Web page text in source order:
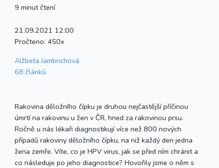
9 minut čtení
21.09.2021 12:00
Pročteno: 450x
Alžbeta Jambrichová
68 článků
Rakovina děložního čípku je druhou nejčastější příčinou
úmrtí na rakovinu u žen v ČR, hned za rakovinou prsu.
Ročně u nás lékaři diagnostikují více než 800 nových
případů rakoviny děložního čípku, na niž každý den jedna
žena zemře. Víte, co je HPV virus, jak se před ním chránit a
co následuje po jeho diagnostice? Hovořily jsme o něm s